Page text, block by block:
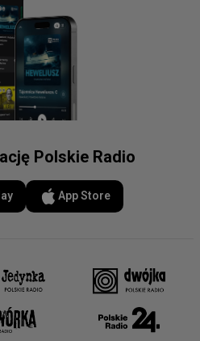
Polskie Radio
App Store